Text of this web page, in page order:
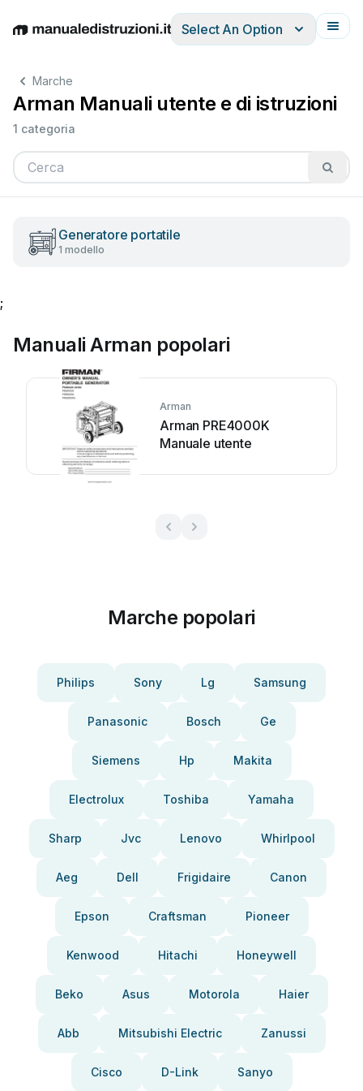
EnglishDeutschEspañolItalianoFrançais
Select An Option
Marche
Arman Manuali utente e di istruzioni
1 categoria
Generatore portatile
1 modello
;
Manuali Arman popolari
Arman
Arman PRE4000K
Manuale utente
Marche popolari
Philips Sony Lg Samsung
Panasonic Bosch Ge
Siemens Hp Makita
Electrolux Toshiba Yamaha
Sharp Jvc Lenovo Whirlpool
Aeg Dell Frigidaire Canon
Epson Craftsman Pioneer
Kenwood Hitachi Honeywell
Beko Asus Motorola Haier
Abb Mitsubishi Electric Zanussi
Cisco D-Link Sanyo